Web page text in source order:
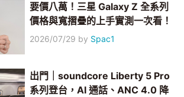
要價八萬！三星 Galaxy Z 全系列
價格與寬摺疊的上手實測一次看！
2026/07/29 by Spac1
出門｜soundcore Liberty 5 Pro
系列登台，AI 通話、ANC 4.0 降